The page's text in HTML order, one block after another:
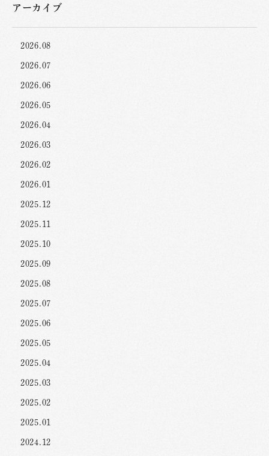
アーカイブ
2026.08
2026.07
2026.06
2026.05
2026.04
2026.03
2026.02
2026.01
2025.12
2025.11
2025.10
2025.09
2025.08
2025.07
2025.06
2025.05
2025.04
2025.03
2025.02
2025.01
2024.12